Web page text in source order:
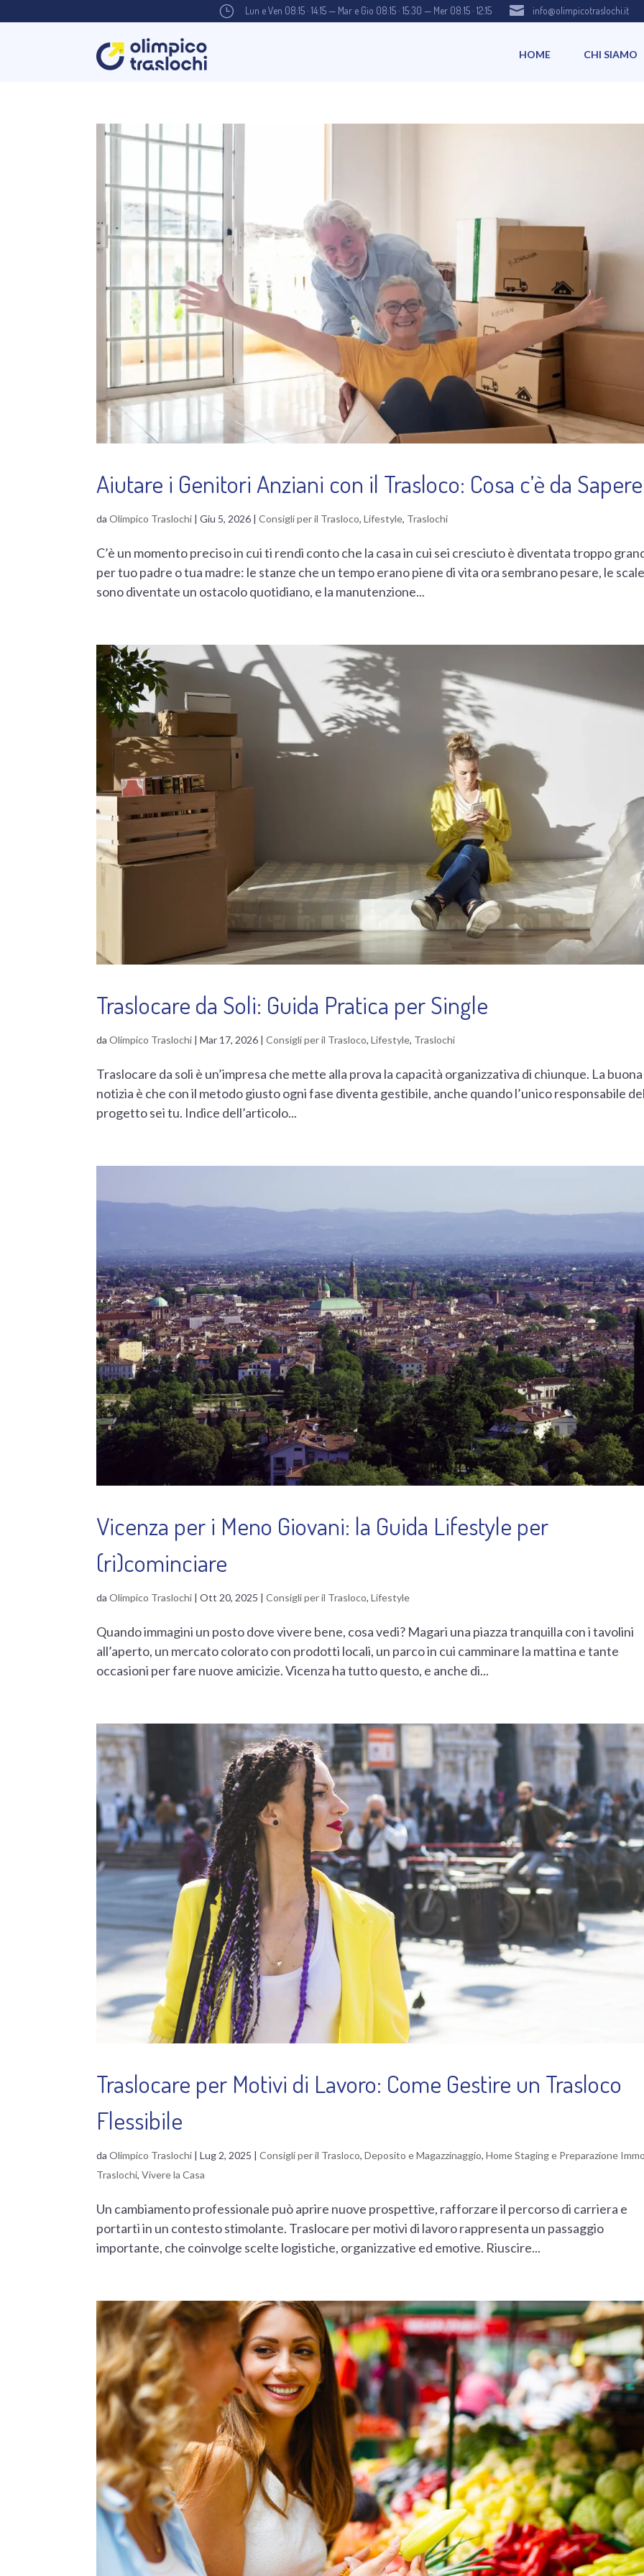
} Lun e Ven 08:15 · 14:15 — Mar e Gio 08:15 · 15:30 — Mer 08:15 · 12:15  info@olimpicotraslochi.it
HOME CHI SIAMO
Aiutare i Genitori Anziani con il Trasloco: Cosa c’è da Sapere
daOlimpico Traslochi |Giu 5, 2026 |Consigli per il Trasloco,Lifestyle, Traslochi
C’è un momento preciso in cui ti rendi conto che la casa in cui sei cresciuto è diventata troppo
per tuo padre o tua madre: le stanze che un tempo erano piene di vita ora sembrano pesare, le
sono diventate un ostacolo quotidiano, e la manutenzione...
Traslocare da Soli: Guida Pratica per Single
daOlimpico Traslochi |Mar 17, 2026 |Consigli per il Trasloco,Lifestyle, Traslochi
Traslocare da soli è un’impresa che mette alla prova la capacità organizzativa di chiunque. La buona
notizia è che con il metodo giusto ogni fase diventa gestibile, anche quando l’unico responsabile
progetto sei tu. Indice dell’articolo...
Vicenza per i Meno Giovani: la Guida Lifestyle per
(ri)cominciare
daOlimpico Traslochi |Ott 20, 2025 |Consigli per il Trasloco,Lifestyle
Quando immagini un posto dove vivere bene, cosa vedi? Magari una piazza tranquilla con i tavolini
all’aperto, un mercato colorato con prodotti locali, un parco in cui camminare la mattina e tante
occasioni per fare nuove amicizie. Vicenza ha tutto questo, e anche di...
Traslocare per Motivi di Lavoro: Come Gestire un Trasloco
Flessibile
daOlimpico Traslochi |Lug 2, 2025 |Consigli per il Trasloco,Deposito e Magazzinaggio,Home Staging e Preparazione
Traslochi,Vivere la Casa
Un cambiamento professionale può aprire nuove prospettive, rafforzare il percorso di carriera e
portarti in un contesto stimolante. Traslocare per motivi di lavoro rappresenta un passaggio
importante, che coinvolge scelte logistiche, organizzative ed emotive. Riuscire...